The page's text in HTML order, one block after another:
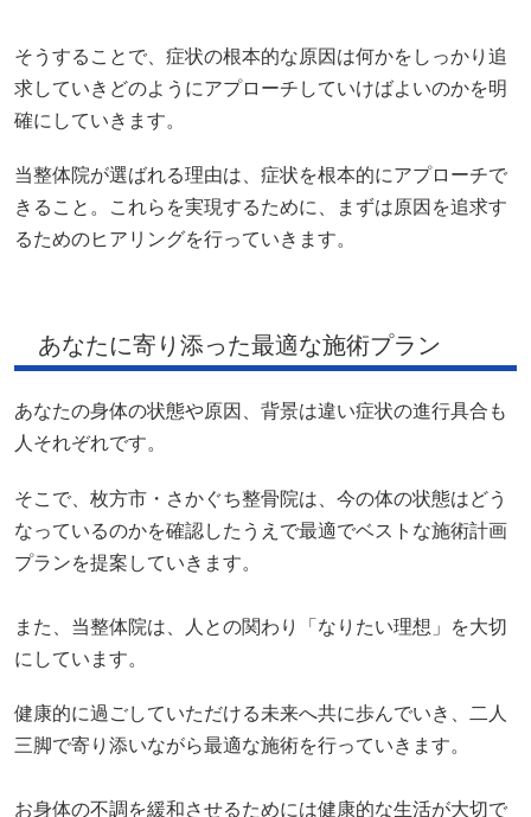
るためのヒアリングを行っていきます。
あなたに寄り添った最適な施術プラン
あなたの身体の状態や原因、背景は違い症状の進行具合も
そこで、枚方市・さかぐち整骨院は、今の体の状態はどう
なっているのかを確認したうえで最適でベストな施術計画
また、当整体院は、人との関わり「なりたい理想」を大切
にしています。
健康的に過ごしていただける未来へ共に歩んでいき、二人
三脚で寄り添いながら最適な施術を行っていきます。
お身体の不調を緩和させるためには健康的な生活が大切で
す。痛みが起こってしまったときは、腰や背骨に負担をか
けずに血流を良くする・筋肉を育てるようにしましょう。
軽い運動をしたり、体を温めるようにしたりと健康的な行